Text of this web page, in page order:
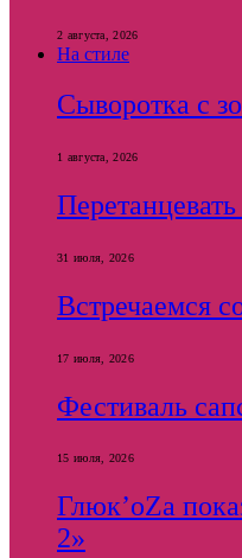
2 августа, 2026
На стиле
Сыворотка с
1 августа, 2026
31 июля, 2026
Встречаемся
17 июля, 2026
Фестиваль
15 июля, 2026
Глюк’оZа
2»